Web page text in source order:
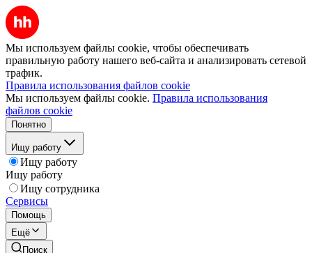
Мы используем файлы cookie, чтобы обеспечивать
правильную работу нашего веб-сайта и анализировать сетевой
трафик.
Правила использования файлов cookie
Мы используем файлы cookie. Правила использования
файлов cookie
Понятно
Ищу работу
Ищу работу
Ищу работу
Ищу сотрудника
Сервисы
Помощь
Ещё
Поиск